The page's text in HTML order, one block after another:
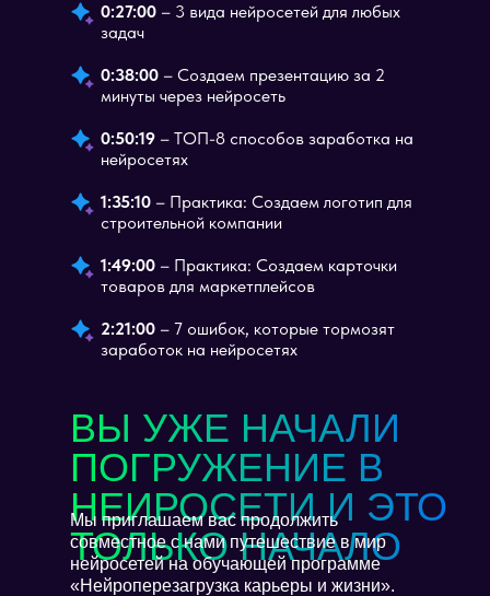
2:21:00 – 7 ошибок, которые тормозят
заработок на нейросетях
1:49:00 – Практика: Создаем карточки
товаров для маркетплейсов
0:50:19 – ТОП-8 способов заработка на
нейросетях
1:35:10 – Практика: Создаем логотип для
строительной компании
0:38:00 – Создаем презентацию за 2
минуты через нейросеть
0:27:00 – 3 вида нейросетей для любых
задач
ВЫ УЖЕ НАЧАЛИ
ПОГРУЖЕНИЕ В
НЕИРОСЕТИ И ЭТО
ТОЛЬКО НАЧАЛО
Мы приглашаем вас продолжить
совместное с нами путешествие в мир
нейросетей на обучающей программе
«Нейроперезагрузка карьеры и жизни».